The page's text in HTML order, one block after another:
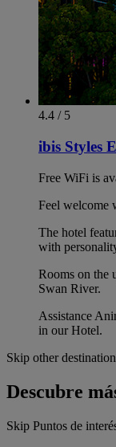
4.4 / 5
ibis Styles
Free WiFi is
Feel welcome
The hotel
with
Rooms on the
Swan River.
Assistance
in our Hotel.
Skip other
Descubre
Skip Puntos de